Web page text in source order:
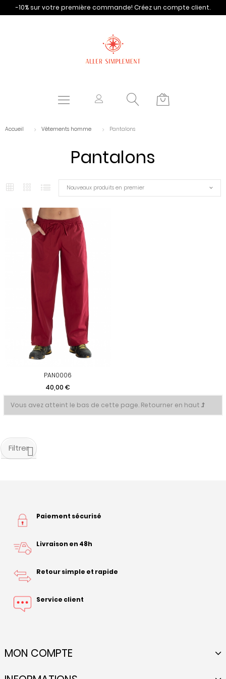
-10% sur votre première commande! Créez un compte client.
Accueil Vêtements homme Pantalons
Pantalons
Nouveaux produits en premier
PAN0006
Prix
40,00 €
Vous avez atteint le bas de cette page. Retourner en haut
Filtrer
Paiement sécurisé
Livraison en 48h
Retour simple et rapide
Service client
MON COMPTE